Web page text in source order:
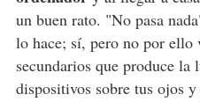
un buen rato. "No pasa
lo hace; sí, pero no por ello
secundarios que produce
dispositivos sobre tus ojos y